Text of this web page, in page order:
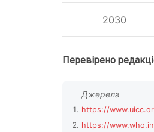
2030
Перевірено
https://
https://